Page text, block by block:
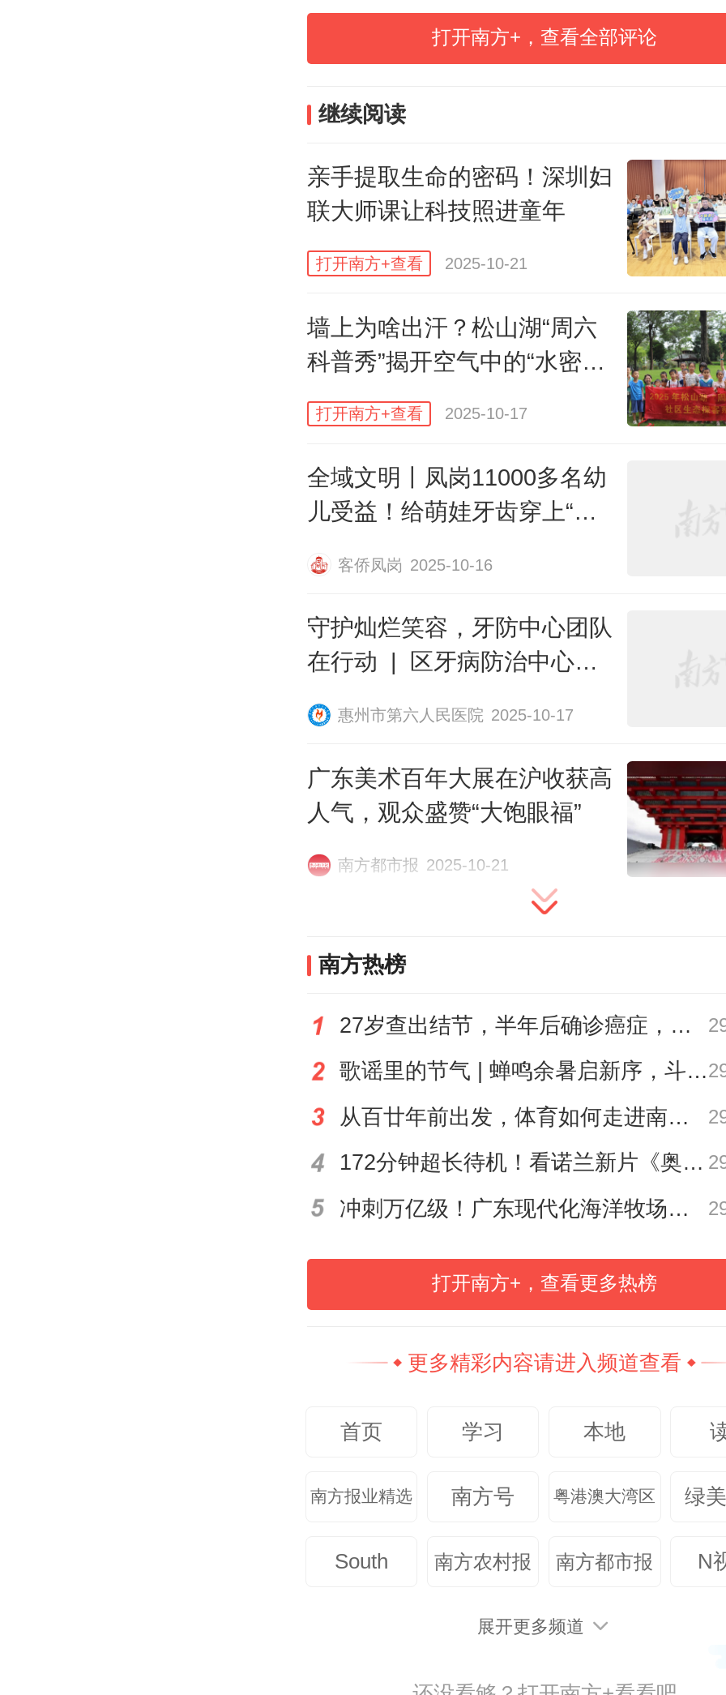
“大家看这个模型，牙齿其实分三层！”在
髓科诊室，护士姐姐持牙齿解剖示例图
划过不同部位，“外面白色的是牙釉质，
的是牙髓，藏着神经和血管，被蛀到就
厉害。”她还拿出蛀牙特写照片，让小记
晰看到细菌在牙齿缝隙里的“藏身之处”，
这场研学活动带来许多实用的小知识，
巴氏刷牙法正确刷牙，到涂氟增强牙齿
的护牙技巧；从牙齿提前脱落的应对方
不同蛀牙程度的处理方式，每一个知识
近日常生活，让小记者们和家长们收获颇
最让孩子们兴奋的，莫过于“小小牙医探索
指导下，他们拿起口腔检查工具，认真
口腔扫描成像技术，看着屏幕上清晰的
看不到的小秘密！”
打开南方+，查看全部评论
继续阅读
亲手提取生命的密码！深圳妇
联大师课让科技照进童年
打开南方+查看 2025-10-21
墙上为啥出汗？松山湖“周六
科普秀”揭开空气中的“水密
码”
打开南方+查看 2025-10-17
全域文明丨凤岗11000多名幼
儿受益！给萌娃牙齿穿上“保
客侨凤岗 2025-10-16
守护灿烂笑容，牙防中心团队
在行动 | 区牙病防治中心走
涂氟活动
惠州市第六人民医院 2025-10-17
广东美术百年大展在沪收获高
人气，观众盛赞“大饱眼福”
南方都市报 2025-10-21
南方热榜
27岁查出结节，半年后确诊癌症，甲状腺癌真的“懒”吗？
歌谣里的节气 | 蝉鸣余暑启新序，斗指西南迎立秋
从百廿年前出发，体育如何走进南粤普通人的生活？
172分钟超长待机！看诺兰新片《奥德赛》前需要了解这三件事→
冲刺万亿级！广东现代化海洋牧场建设提速
打开南方+，查看更多热榜
更多精彩内容请进入频道查看
首页 学习 本地
南方报业精选 南方号 粤港澳大湾区 绿
South 南方农村报 南方都市报 N
展开更多频道